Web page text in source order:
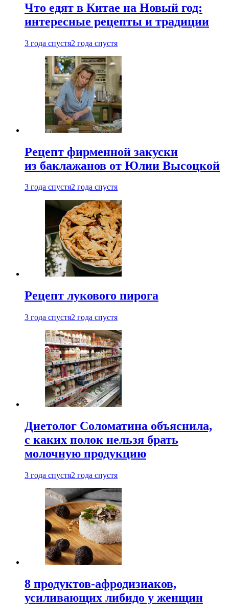
Что едят в Китае на Новый год:
интересные рецепты и традиции
3 года спустя2 года спустя
Рецепт фирменной закуски
из баклажанов от Юлии Высоцкой
3 года спустя2 года спустя
Рецепт лукового пирога
3 года спустя2 года спустя
Диетолог Соломатина объяснила,
с каких полок нельзя брать
молочную продукцию
3 года спустя2 года спустя
8 продуктов-афродизиаков,
усиливающих либидо у женщин